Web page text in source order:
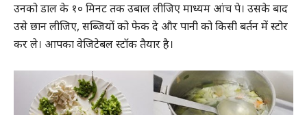
उनको डाल के १० मिनट तक उबाल लीजिए माध्यम आंच पे। उसके बाद
उसे छान लीजिए, सब्जियों को फेक दे और पानी को किसी बर्तन में स्टोर
कर ले। आपका वेजिटेबल स्टॉक तैयार है।